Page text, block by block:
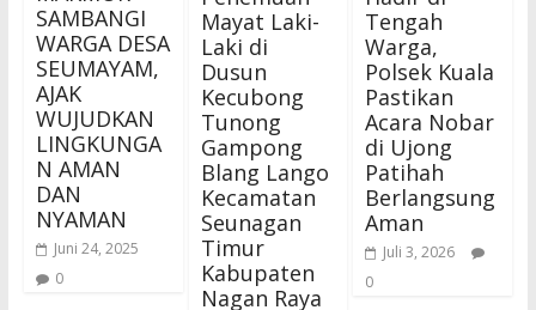
SAMBANGI
WARGA DESA
SEUMAYAM,
AJAK
WUJUDKAN
LINGKUNGA
N AMAN
DAN
NYAMAN
Juni 24, 2025
0
Mayat Laki-
Laki di
Dusun
Kecubong
Tunong
Gampong
Blang Lango
Kecamatan
Seunagan
Timur
Kabupaten
Nagan Raya
Tengah
Warga,
Polsek Kuala
Pastikan
Acara Nobar
di Ujong
Patihah
Berlangsung
Aman
Juli 3, 2026
0